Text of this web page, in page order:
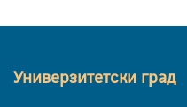
Универзитетски град